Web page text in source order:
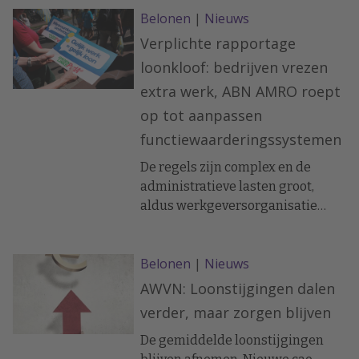
benoemt de belangrijkste trends
binnen belonen en schetst hoe je
met het IKB een flexibel en
toekomstgericht pakket kunt
samenstellen. ‘De echte
ontwikkeling zit niet in nóg meer
keuzes, maar in hoe medewerkers
worden geholpen betekenisvolle
keuzes te maken’
Belonen | Nieuws
Verplichte rapportage
loonkloof: bedrijven vrezen
extra werk, ABN AMRO roept
op tot aanpassen
functiewaarderingssystemen
De regels zijn complex en de
administratieve lasten groot,
aldus werkgeversorganisatie
waarschuwt voor mogelijk
geldverlies van vrouwen.
Belonen | Nieuws
AWVN: Loonstijgingen dalen
verder, maar zorgen blijven
De gemiddelde loonstijgingen